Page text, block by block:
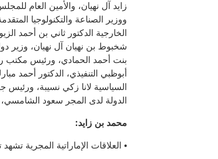
زايد آل نهيان، والأمين العام
ووزير الصناعة والتكنولوجيا
الخارجية الدكتور ثاني بن أحمد
شخبوط بن نهيان آل نهيان، وزير
بنت أحمد الحمادي، ورئيس مكتب
أبوظبي التنفيذي، الدكتور أحمد
السياسية لانا زكي نسيبة، ورئيس
الدولة لدى المجر سعود
محمد بن زايد:
• العلاقات الإماراتية المجرية